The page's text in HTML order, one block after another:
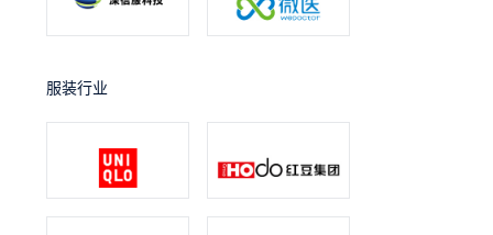
服装行业